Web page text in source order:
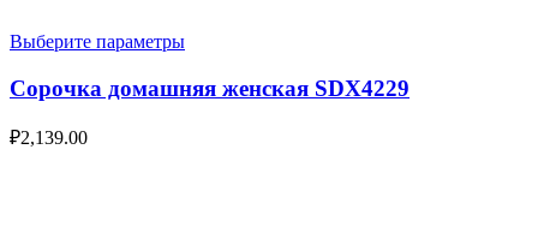
Выберите параметры
Сорочка домашняя женская SDX4229
₽2,139.00